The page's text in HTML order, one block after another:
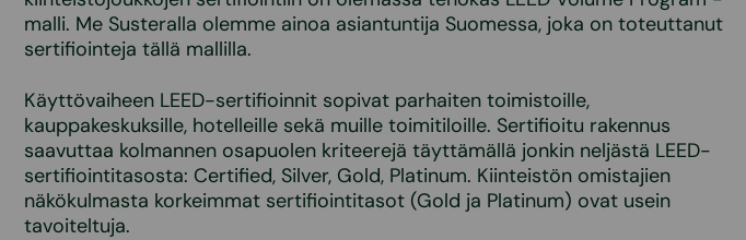
malli. Me Susteralla olemme ainoa asiantuntija Suomessa, joka on toteuttanut
sertifiointeja tällä mallilla.
Käyttövaiheen LEED-sertifioinnit sopivat parhaiten toimistoille,
kauppakeskuksille, hotelleille sekä muille toimitiloille. Sertifioitu rakennus
saavuttaa kolmannen osapuolen kriteerejä täyttämällä jonkin neljästä LEED-
sertifiointitasosta: Certified, Silver, Gold, Platinum. Kiinteistön omistajien
näkökulmasta korkeimmat sertifiointitasot (Gold ja Platinum) ovat usein
tavoiteltuja.